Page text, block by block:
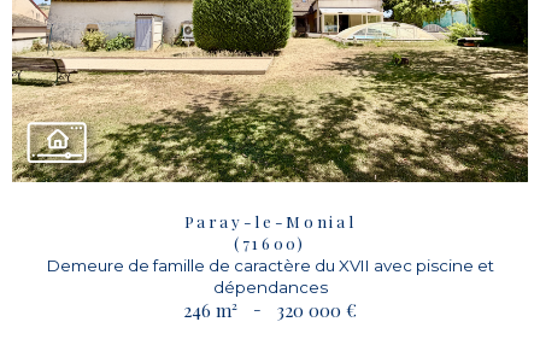
Paray-le-Monial
(71600)
Demeure de famille de caractère du XVII avec piscine et
dépendances
246 m² - 320 000 €